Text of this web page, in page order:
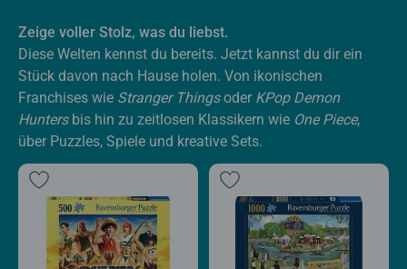
Zeige voller Stolz, was du liebst.
Diese Welten kennst du bereits. Jetzt kannst du dir ein
Stück davon nach Hause holen. Von ikonischen
Franchises wie Stranger Thingsoder KPop Demon
Huntersbis hin zu zeitlosen Klassikern wie One Piece,
über Puzzles, Spiele und kreative Sets.